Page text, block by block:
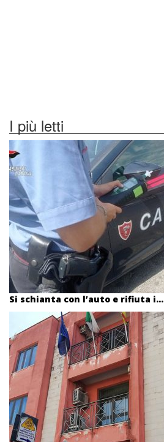
I più letti
Si schianta con l’auto e rifiuta i...